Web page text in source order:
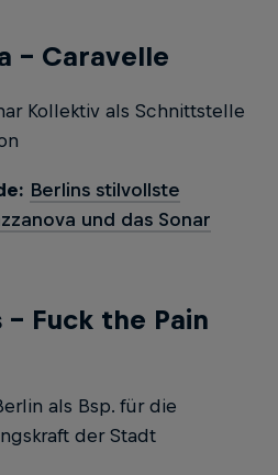
– Caravelle
Kollektiv als Schnittstelle
Berlins stilvollste
und das Sonar
Fuck the Pain
als Bsp. für die
der Stadt